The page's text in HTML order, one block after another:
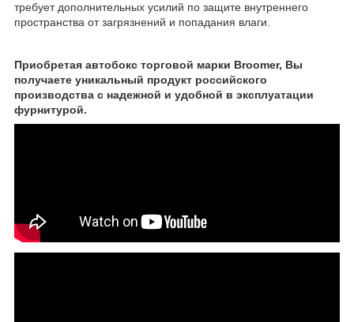
требует дополнительных усилий по защите внутреннего
пространства от загрязнений и попадания влаги.
Приобретая автобокс торговой марки Broomer, Вы
получаете уникальный продукт российского
производства с надежной и удобной в эксплуатации
фурнитурой.